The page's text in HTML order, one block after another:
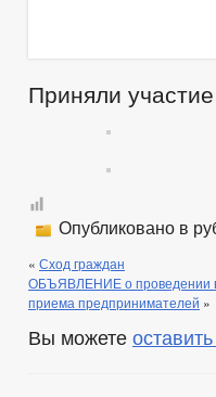
Приняли
Опубликовано в
« Сход граждан
ОБЪЯВЛЕНИЕ о проведении в
приема предпринимателей »
Вы можете